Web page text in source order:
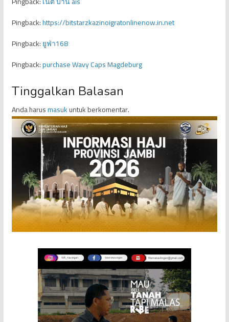
Pingback:https://bitstarzkazinoigratonlinenow.in.net
Pingback:ยูฟ่า168
Pingback:purchase Wavy Caps Magdeburg
Tinggalkan Balasan
Anda harusmasukuntuk berkomentar.